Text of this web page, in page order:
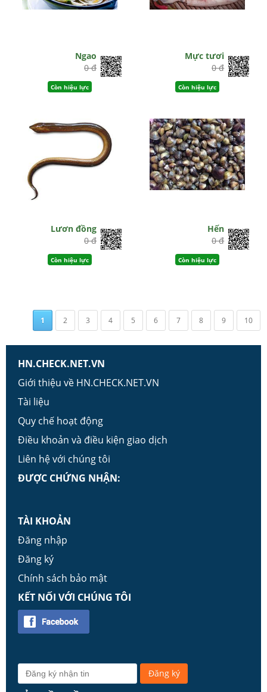
Ngao
0 đ
Còn hiệu lực
Mực tươi
0 đ
Còn hiệu lực
Lươn đồng
0 đ
Còn hiệu lực
Hến
0 đ
Còn hiệu lực
1 2 3 4 5 6 7 8 9 10
HN.CHECK.NET.VN
Giới thiệu về HN.CHECK.NET.VN
Tài liệu
Quy chế hoạt động
Điều khoản và điều kiện giao dịch
Liên hệ với chúng tôi
ĐƯỢC CHỨNG NHẬN:
TÀI KHOẢN
Đăng nhập
Đăng ký
Chính sách bảo mật
KẾT NỐI VỚI CHÚNG TÔI